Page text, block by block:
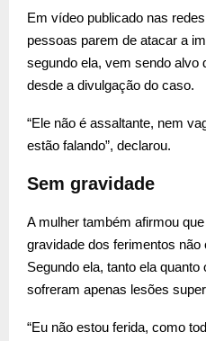
Em vídeo publicado nas
pessoas parem de atacar a
segundo ela, vem sendo alvo
desde a divulgação do caso.
“Ele não é assaltante, nem
estão falando”, declarou.
Sem gravidade
A mulher também afirmou
gravidade dos ferimentos
Segundo ela, tanto ela
sofreram apenas lesões
“Eu não estou ferida, como